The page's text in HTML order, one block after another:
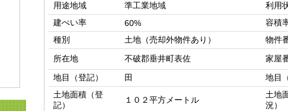
用途地域
準工業地域
利用
建ぺい率
60% 容積
種別
土地（売却外物件あり） 物件
所在地
不破郡垂井町表佐
家屋
地目（登記）
田 地目
土地面積（登
記）
１０２平方メートル
土地
況）